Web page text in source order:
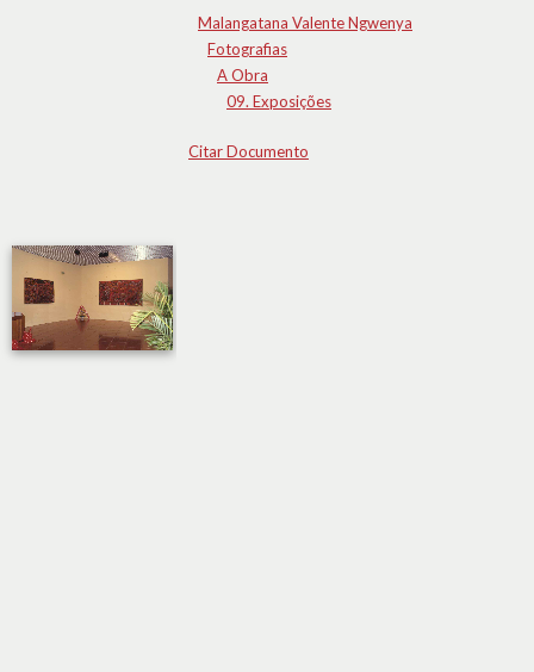
Malangatana Valente Ngwenya
Fotografias
A Obra
09. Exposições
Citar Documento